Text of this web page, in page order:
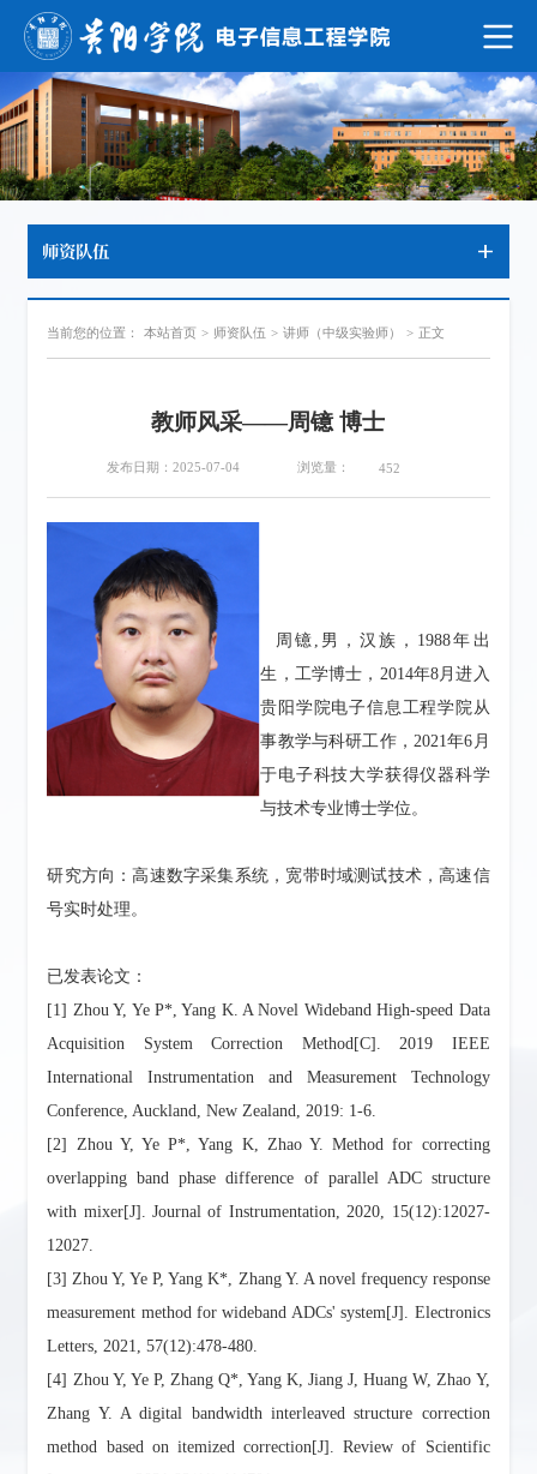
师资队伍
当前您的位置： 本站首页 > 师资队伍 > 讲师（中级实验师） > 正文
教师风采——周镱 博士
发布日期：2025-07-04 浏览量： 452
周镱,男，汉族，1988年出
生，工学博士，2014年8月进入
贵阳学院电子信息工程学院从
事教学与科研工作，2021年6月
于电子科技大学获得仪器科学
与技术专业博士学位。
研究方向：高速数字采集系统，宽带时域测试技术，高速信
号实时处理。
已发表论文：
[1] Zhou Y, Ye P*, Yang K. A Novel Wideband High-speed Data
Acquisition System Correction Method[C]. 2019 IEEE
International Instrumentation and Measurement Technology
Conference, Auckland, New Zealand, 2019: 1-6.
[2] Zhou Y, Ye P*, Yang K, Zhao Y. Method for correcting
overlapping band phase difference of parallel ADC structure
with mixer[J]. Journal of Instrumentation, 2020, 15(12):12027-
12027.
[3] Zhou Y, Ye P, Yang K*, Zhang Y. A novel frequency response
measurement method for wideband ADCs' system[J]. Electronics
Letters, 2021, 57(12):478-480.
[4] Zhou Y, Ye P, Zhang Q*, Yang K, Jiang J, Huang W, Zhao Y,
Zhang Y. A digital bandwidth interleaved structure correction
method based on itemized correction[J]. Review of Scientific